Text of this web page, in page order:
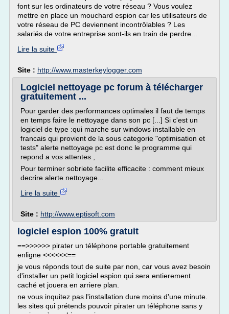
font sur les ordinateurs de votre réseau ? Vous voulez
mettre en place un mouchard espion car les utilisateurs de
votre réseau de PC deviennent incontrôlables ? Les
salariés de votre entreprise sont-ils en train de perdre...
Lire la suite
Site : http://www.masterkeylogger.com
Logiciel nettoyage pc forum à télécharger
gratuitement ...
Pour garder des performances optimales il faut de temps
en temps faire le nettoyage dans son pc [...] Si c'est un
logiciel de type :qui marche sur windows installable en
francais qui provient de la sous categorie "optimisation et
tests" alerte nettoyage pc est donc le programme qui
repond a vos attentes ,
Pour terminer sobriete facilite efficacite : comment mieux
decrire alerte nettoyage...
Lire la suite
Site : http://www.eptisoft.com
logiciel espion 100% gratuit
==>>>>>> pirater un téléphone portable gratuitement
enligne <<<<<<==
je vous réponds tout de suite par non, car vous avez besoin
d'installer un petit logiciel espion qui sera entierement
caché et jouera en arriere plan.
ne vous inquitez pas l'installation dure moins d'une minute.
les sites qui prétends pouvoir pirater un téléphone sans y